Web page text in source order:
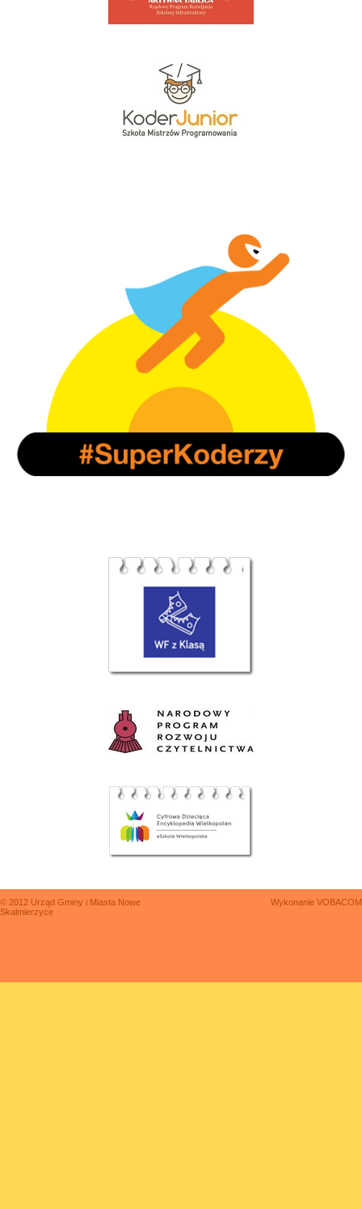
© 2012 Urząd Gminy i Miasta Nowe
Skalmierzyce
Wykonanie VOBACOM